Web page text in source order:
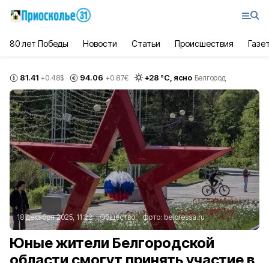
80 лет Победы Новости Статьи Происшествия
81.41 +0.48$ 94.06 +0.87€ +28 °С, ясно Белгород
18 декабря 2025, 11:22 Общество Фото: belpressa.ru
Юные жители Белгородской